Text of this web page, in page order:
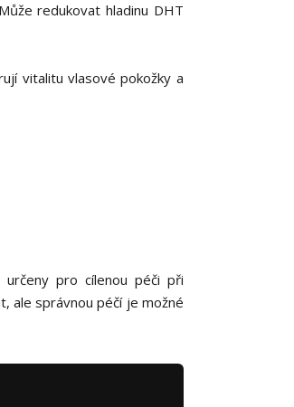
redukovat hladinu DHT
vitalitu vlasové pokožky a
pro cílenou péči při
ale správnou péčí je možné